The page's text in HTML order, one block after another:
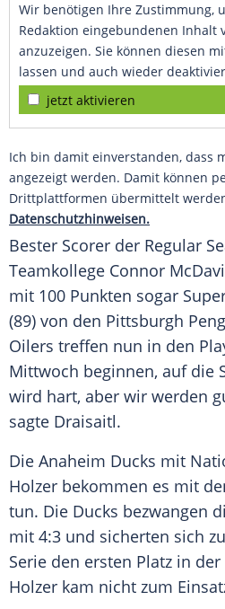
Wir benötigen Ihre Zustimmung,
Redaktion eingebundenen Inhalt
anzuzeigen. Sie können diesen
lassen und auch wieder
jetzt aktivieren
Ich bin damit einverstanden, dass
angezeigt werden. Damit können
Drittplattformen übermittelt
Datenschutzhinweisen.
Bester Scorer der Regular
Teamkollege Connor
mit 100 Punkten sogar
(89) von den Pittsburgh
Oilers treffen nun in den
Mittwoch beginnen, auf die
wird hart, aber wir werden
sagte Draisaitl.
Die Anaheim Ducks mit
Holzer bekommen es mit
tun. Die Ducks bezwangen
mit 4:3 und sicherten sich
Serie den ersten Platz in
Holzer kam nicht zum